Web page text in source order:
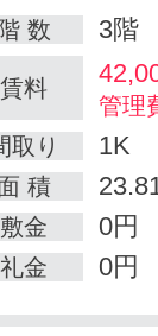
数 3階
賃料
管理
取り
1K
積
敷金 0円
礼金 0円